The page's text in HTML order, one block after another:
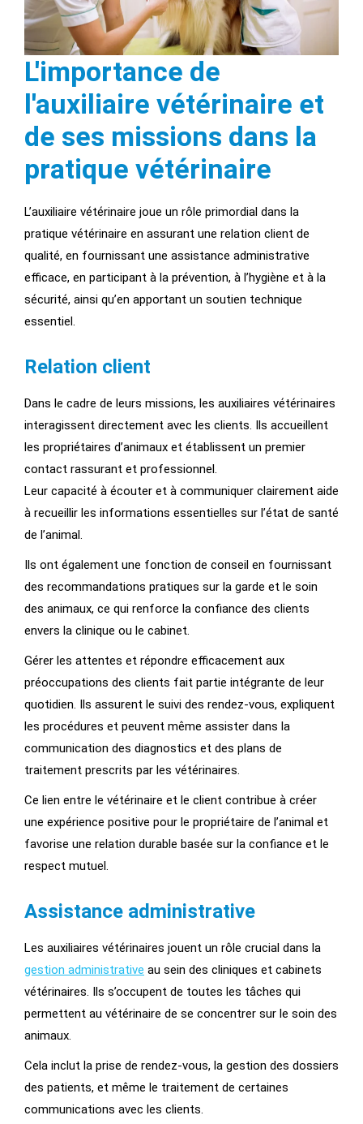
L'importance de
l'auxiliaire vétérinaire et
de ses missions dans la
pratique vétérinaire
L’auxiliaire vétérinaire joue un rôle primordial dans la
pratique vétérinaire en assurant une relation client de
qualité, en fournissant une assistance administrative
efficace, en participant à la prévention, à l’hygiène et à la
sécurité, ainsi qu’en apportant un soutien technique
essentiel.
Relation client
Dans le cadre de leurs missions, les auxiliaires vétérinaires
interagissent directement avec les clients. Ils accueillent
les propriétaires d’animaux et établissent un premier
contact rassurant et professionnel.
Leur capacité à écouter et à communiquer clairement aide
à recueillir les informations essentielles sur l’état de santé
de l’animal.
Ils ont également une fonction de conseil en fournissant
des recommandations pratiques sur la garde et le soin
des animaux, ce qui renforce la confiance des clients
envers la clinique ou le cabinet.
Gérer les attentes et répondre efficacement aux
préoccupations des clients fait partie intégrante de leur
quotidien. Ils assurent le suivi des rendez-vous, expliquent
les procédures et peuvent même assister dans la
communication des diagnostics et des plans de
traitement prescrits par les vétérinaires.
Ce lien entre le vétérinaire et le client contribue à créer
une expérience positive pour le propriétaire de l’animal et
favorise une relation durable basée sur la confiance et le
respect mutuel.
Assistance administrative
Les auxiliaires vétérinaires jouent un rôle crucial dans la
gestion administrative au sein des cliniques et cabinets
vétérinaires. Ils s’occupent de toutes les tâches qui
permettent au vétérinaire de se concentrer sur le soin des
animaux.
Cela inclut la prise de rendez-vous, la gestion des dossiers
des patients, et même le traitement de certaines
communications avec les clients.